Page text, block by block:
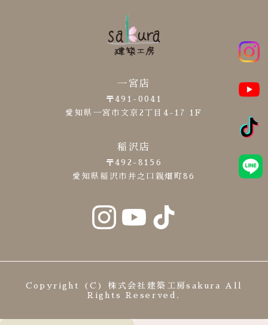
一宮店
〒491-0041
愛知県一宮市文京2丁目4-17 1F
稲沢店
〒492-8156
愛知県稲沢市井之口親畑町86
Copyright (C) 株式会社建築工房sakura All
Rights Reserved.